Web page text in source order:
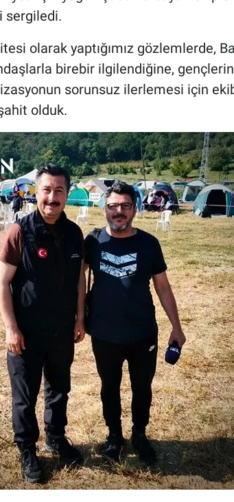
sergiledi.
olarak yaptığımız gözlemlerde,
birebir ilgilendiğine,
sorunsuz ilerlemesi için
olduk.